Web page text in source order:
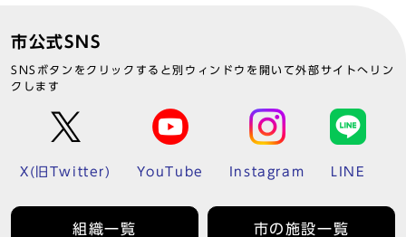
市公式SNS
SNSボタンをクリックすると別ウィンドウを開いて外部サイトへリン
クします
X(旧Twitter) YouTube Instagram LINE
組織一覧 市の施設一覧